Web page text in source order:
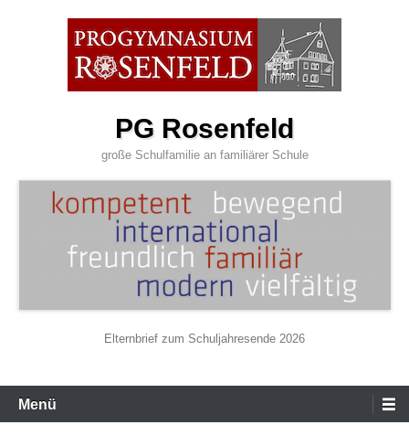
PG Rosenfeld
große Schulfamilie an familiärer Schule
Elternbrief zum Schuljahresende 2026
Primäres
Menü
Menü